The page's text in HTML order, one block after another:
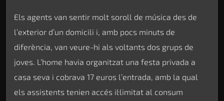
Els agents van sentir molt soroll de música des de
l’exterior d’un domicili i, amb pocs minuts de
diferència, van veure-hi als voltants dos grups de
joves. L’home havia organitzat una festa privada a
casa seva i cobrava 17 euros l’entrada, amb la qual
els assistents tenien accés il·limitat al consum